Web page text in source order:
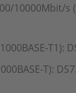
10000Mbit/s
T1):
T):